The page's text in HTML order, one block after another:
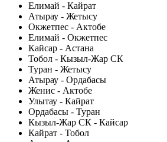
Елимай - Кайрат
Атырау - Жетысу
Окжетпес - Актобе
Елимай - Окжетпес
Кайсар - Астана
Тобол - Кызыл-Жар СК
Туран - Жетысу
Атырау - Ордабасы
Женис - Актобе
Улытау - Кайрат
Ордабасы - Туран
Кызыл-Жар СК - Кайсар
Кайрат - Тобол